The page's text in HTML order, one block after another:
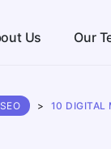
Us Our
SEO > 10 DIGITAL